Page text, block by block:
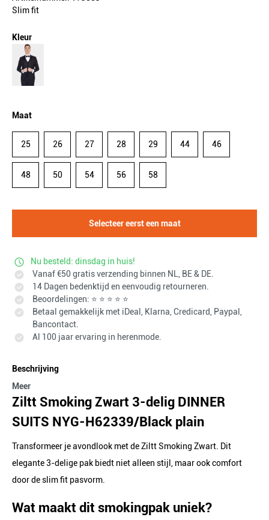
Slim fit
Kleur
Maat
25 26 27 28 29 44 46
48 50 54 56 58
Selecteer eerst een maat
Nu besteld: dinsdag in huis!
Vanaf €50 gratis verzending binnen NL, BE & DE.
14 Dagen bedenktijd en eenvoudig retourneren.
Beoordelingen: ⭐ ⭐ ⭐ ⭐ ⭐
Betaal gemakkelijk met iDeal, Klarna, Credicard, Paypal,
Bancontact.
Al 100 jaar ervaring in herenmode.
Beschrijving
Meer
Ziltt Smoking Zwart 3-delig DINNER
SUITS NYG-H62339/Black plain
Transformeer je avondlook met de Ziltt Smoking Zwart. Dit
elegante 3-delige pak biedt niet alleen stijl, maar ook comfort
door de slim fit pasvorm.
Wat maakt dit smokingpak uniek?